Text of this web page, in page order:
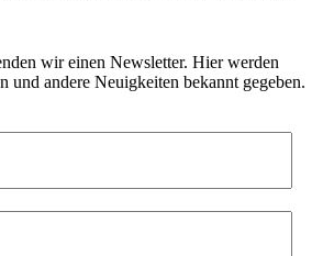
wir einen Newsletter. Hier werden
und andere Neuigkeiten bekannt gegeben.